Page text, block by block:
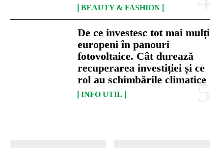
BEAUTY & FASHION
De ce investesc tot mai mulți
europeni în panouri
fotovoltaice. Cât durează
recuperarea investiției și ce
rol au schimbările climatice
INFO UTIL